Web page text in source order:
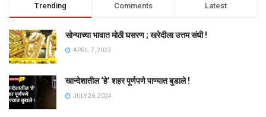
Trending Comments Latest
सोन्याच्या भावात मोठी घसरण ; खरेदीला उत्तम संधी !
APRIL 7, 2023
खान्देशातील ‘हे’ शहर पूर्णपणे पाण्यात बुडाले !
JULY 26, 2024